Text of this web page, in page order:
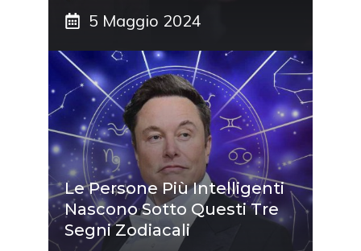
5 Maggio 2024
Le Persone Più Intelligenti
Nascono Sotto Questi Tre
Segni Zodiacali